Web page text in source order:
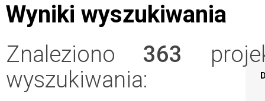
Wyniki wyszukiwania
Znaleziono 363
wyszukiwania: